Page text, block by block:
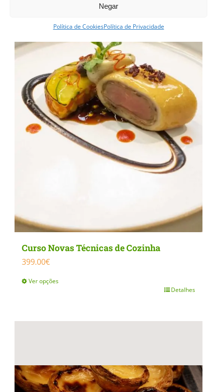
Negar
Política de CookiesPolítica de Privacidade
Curso Novas Técnicas de Cozinha
399.00€
Ver opções
has
The
options
Detalhes